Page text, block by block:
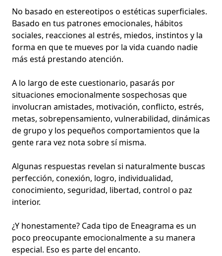
No basado en estereotipos o estéticas superficiales.
Basado en tus patrones emocionales, hábitos
sociales, reacciones al estrés, miedos, instintos y la
forma en que te mueves por la vida cuando nadie
más está prestando atención.
A lo largo de este cuestionario, pasarás por
situaciones emocionalmente sospechosas que
involucran amistades, motivación, conflicto, estrés,
metas, sobrepensamiento, vulnerabilidad, dinámicas
de grupo y los pequeños comportamientos que la
gente rara vez nota sobre sí misma.
Algunas respuestas revelan si naturalmente buscas
perfección, conexión, logro, individualidad,
conocimiento, seguridad, libertad, control o paz
interior.
¿Y honestamente? Cada tipo de Eneagrama es un
poco preocupante emocionalmente a su manera
especial. Eso es parte del encanto.